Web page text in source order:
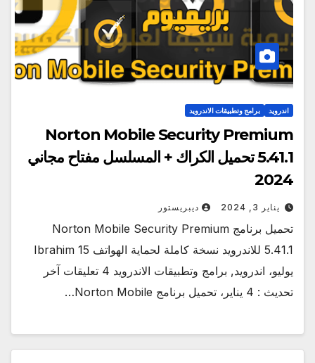
اندرويد برامج وتطبيقات الاندرويد
Norton Mobile Security Premium
5.41.1 تحميل الكراك + المسلسل مفتاح مجاني
2024
يناير 3, 2024 ديبريستور
تحميل برنامج Norton Mobile Security Premium
5.41.1 للاندرويد نسخة كاملة لحماية الهواتف Ibrahim 15
يوليو، اندرويد, برامج وتطبيقات الاندرويد 4 تعليقات آخر
تحديث : 4 يناير، تحميل برنامج Norton Mobile…